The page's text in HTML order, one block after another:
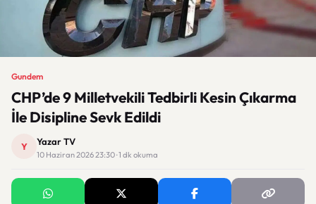
Gundem
CHP’de 9 Milletvekili Tedbirli Kesin Çıkarma
İle Disipline Sevk Edildi
Y Yazar TV
10 Haziran 2026 23:30 · 1 dk okuma